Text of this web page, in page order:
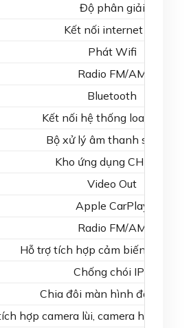
Độ phân giải
Kết nối internet 4G
Phát Wifi
Radio FM/AM
Bluetooth
Kết nối hệ thống loa trên xe
Bộ xử lý âm thanh số DSP
Kho ứng dụng CH Play
Video Out
Apple CarPlay
Radio FM/AM
Hỗ trợ tích hợp cảm biến áp suất
Chống chói IPS
Chia đôi màn hình đa nhiệm
hợp camera lùi, camera hành